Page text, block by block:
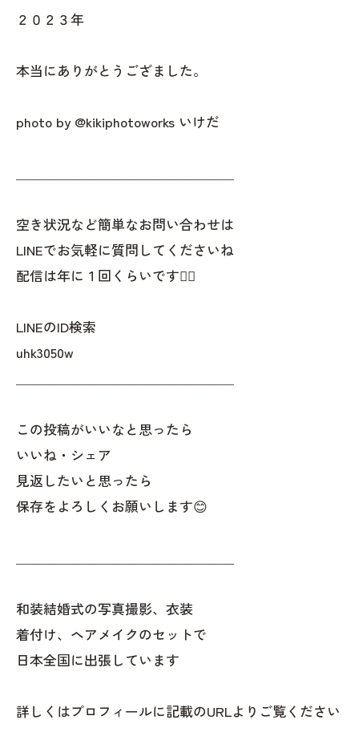
２０２３年
本当にありがとうござました。
photo by @kikiphotoworks いけだ
空き状況など簡単なお問い合わせは
LINEでお気軽に質問してくださいね
配信は年に１回くらいです✌🏻
LINEのID検索
uhk3050w
この投稿がいいなと思ったら
いいね・シェア
見返したいと思ったら
保存をよろしくお願いします😊
和装結婚式の写真撮影、衣装
着付け、ヘアメイクのセットで
日本全国に出張しています
詳しくはプロフィールに記載のURLよりご覧ください